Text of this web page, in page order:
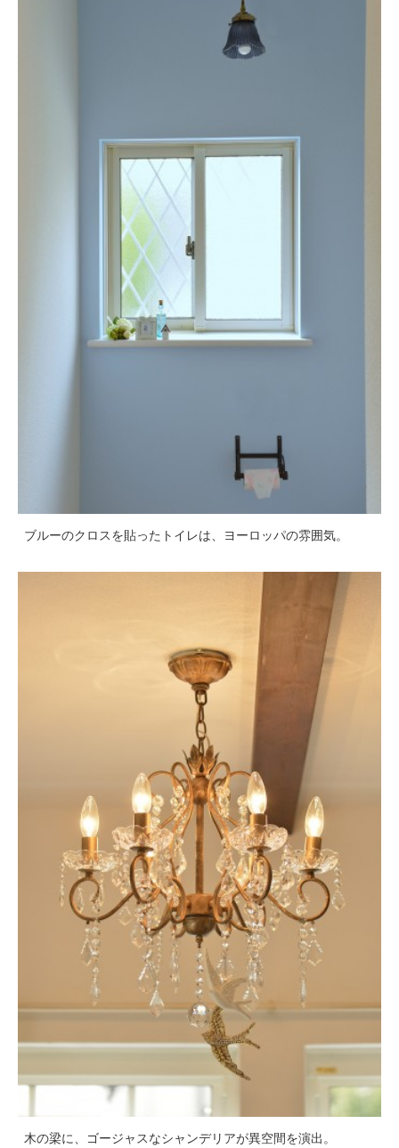
ブルーのクロスを貼ったトイレは、ヨーロッパの雰囲気。
木の梁に、ゴージャスなシャンデリアが異空間を演出。